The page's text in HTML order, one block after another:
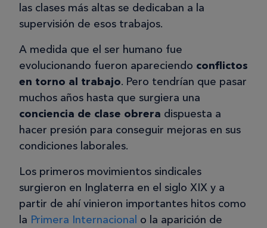
las clases más altas se dedicaban a la
supervisión de esos trabajos.
A medida que el ser humano fue
evolucionando fueron apareciendo conflictos
en torno al trabajo. Pero tendrían que pasar
muchos años hasta que surgiera una
conciencia de clase obrera dispuesta a
hacer presión para conseguir mejoras en sus
condiciones laborales.
Los primeros movimientos sindicales
surgieron en Inglaterra en el siglo XIX y a
partir de ahí vinieron importantes hitos como
la Primera Internacional o la aparición de